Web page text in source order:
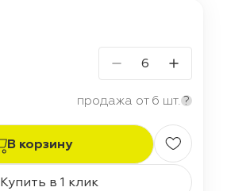
продажа от 6 шт. ?
В корзину
Купить в 1 клик